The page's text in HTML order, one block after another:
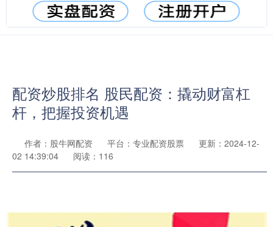
配资炒股排名 股民配资：撬动财富杠
杆，把握投资机遇
作者：股牛网配资 平台：专业配资股票
更新：2024-12-
02 14:39:04
阅读：116